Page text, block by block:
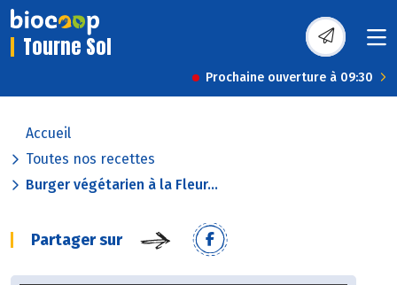
Tourne Sol
Prochaine ouverture à 09:30
Accueil
Toutes nos recettes
Burger végétarien à la Fleur...
Partager sur